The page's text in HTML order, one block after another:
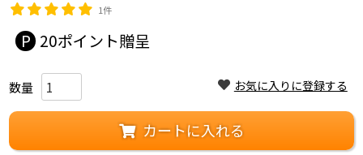
1件
20
お気に入りに登録する
カートに入れる